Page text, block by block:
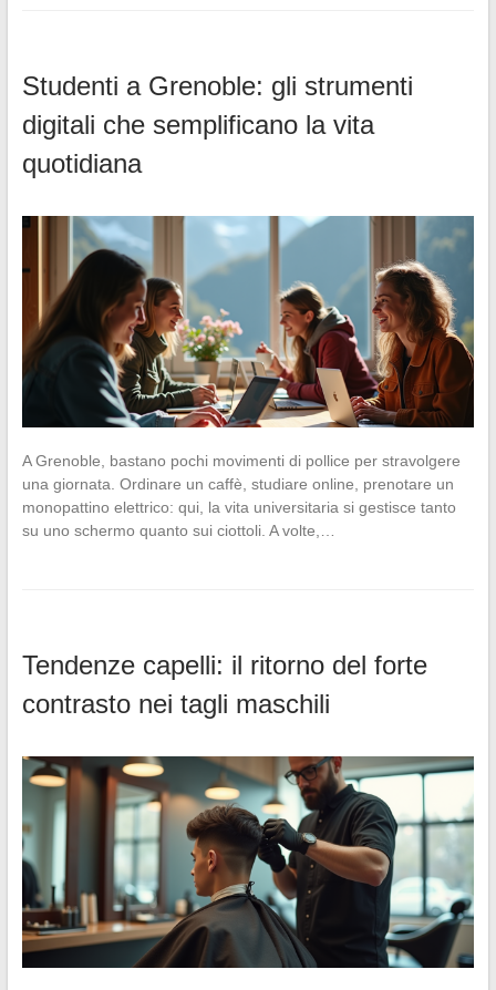
Studenti a Grenoble: gli strumenti
digitali che semplificano la vita
quotidiana
A Grenoble, bastano pochi movimenti di pollice per stravolgere
una giornata. Ordinare un caffè, studiare online, prenotare un
monopattino elettrico: qui, la vita universitaria si gestisce tanto
su uno schermo quanto sui ciottoli. A volte,…
Tendenze capelli: il ritorno del forte
contrasto nei tagli maschili